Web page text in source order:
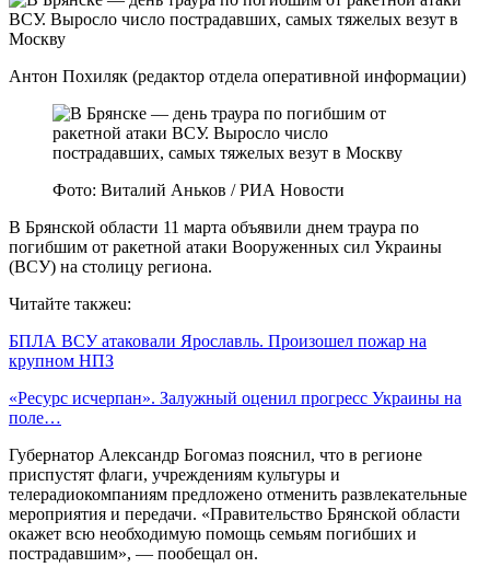
Антон Похиляк (редактор отдела оперативной информации)
Фото: Виталий Аньков / РИА Новости
В Брянской области 11 марта объявили днем траура по
погибшим от ракетной атаки Вооруженных сил Украины
(ВСУ) на столицу региона.
Читайте такжеu:
БПЛА ВСУ атаковали Ярославль. Произошел пожар на
крупном НПЗ
«Ресурс исчерпан». Залужный оценил прогресс Украины на
поле…
Губернатор Александр Богомаз пояснил, что в регионе
приспустят флаги, учреждениям культуры и
телерадиокомпаниям предложено отменить развлекательные
мероприятия и передачи. «Правительство Брянской области
окажет всю необходимую помощь семьям погибших и
пострадавшим», — пообещал он.